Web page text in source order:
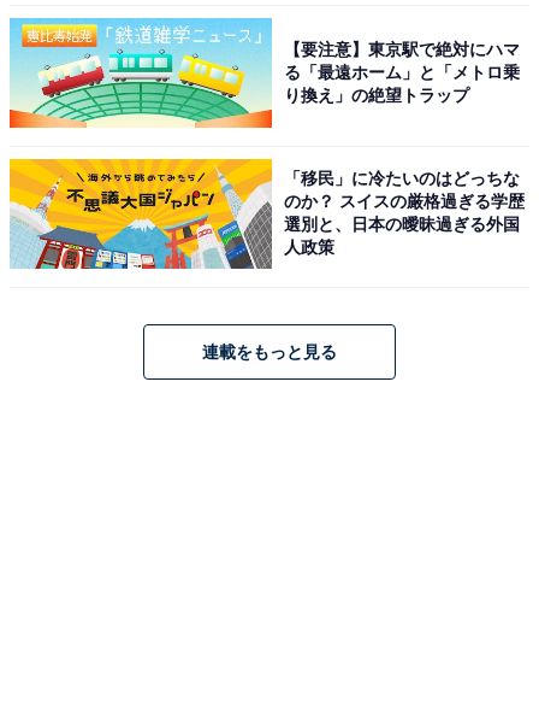
【要注意】東京駅で絶対にハマ
る「最遠ホーム」と「メトロ乗
り換え」の絶望トラップ
「移民」に冷たいのはどっちな
のか？ スイスの厳格過ぎる学歴
選別と、日本の曖昧過ぎる外国
人政策
連載をもっと見る